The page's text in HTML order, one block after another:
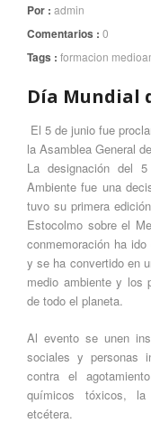
Por : admin
Comentarios : 0
Tags : formacion
Día Mundial
El 5 de junio fue
la Asamblea General
La designación del
Ambiente fue una
tuvo su primera
Estocolmo sobre el
conmemoración ha
y se ha convertido en
medio ambiente y los
de todo el planeta.
Al evento se unen
sociales y personas
contra el
químicos tóxicos, la
etcétera.